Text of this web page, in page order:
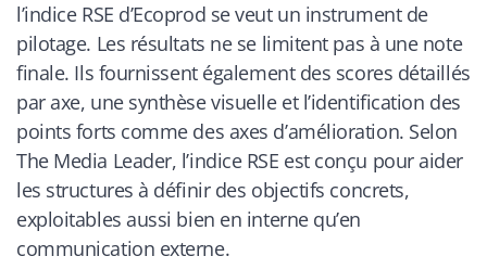
l’indice RSE d’Ecoprod se veut un instrument de
pilotage. Les résultats ne se limitent pas à une note
finale. Ils fournissent également des scores détaillés
par axe, une synthèse visuelle et l’identification des
points forts comme des axes d’amélioration. Selon
The Media Leader, l’indice RSE est conçu pour aider
les structures à définir des objectifs concrets,
exploitables aussi bien en interne qu’en
communication externe.